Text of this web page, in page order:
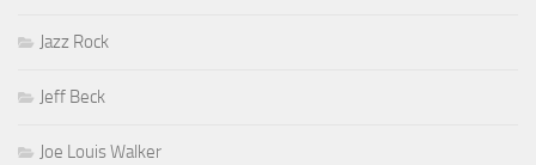
Jazz Rock
Jeff Beck
Joe Louis Walker